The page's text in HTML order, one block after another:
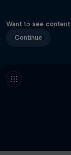
Want to see
Continue